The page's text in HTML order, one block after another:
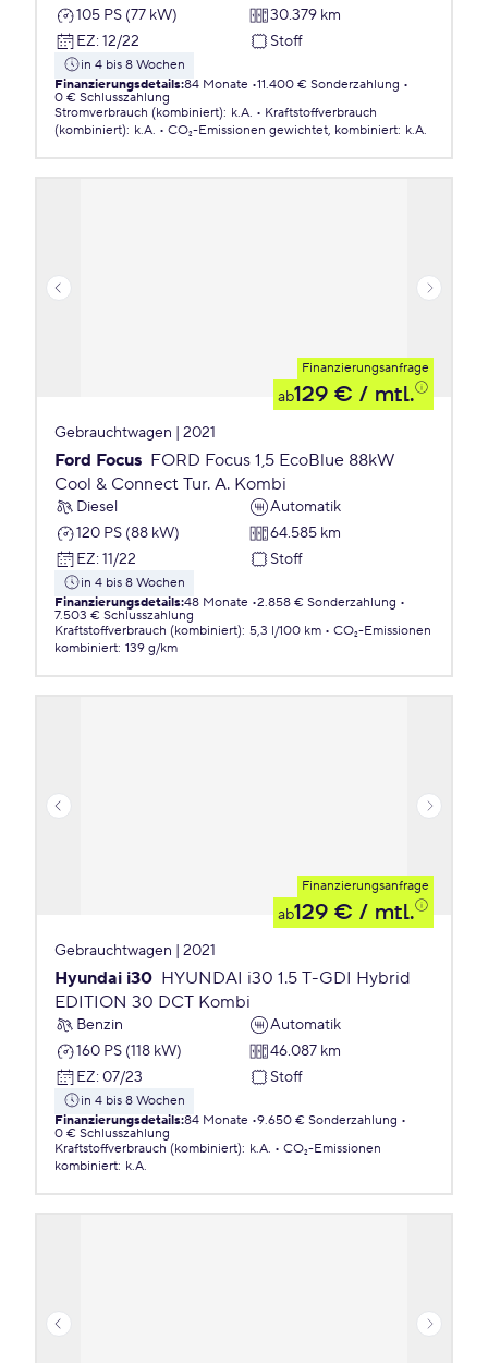
105 PS (77 kW)
30.379 km
EZ: 12/22 Stoff
in 4 bis 8 Wochen
Finanzierungsdetails:84 Monate 11.400 € Sonderzahlung
0 € Schlusszahlung
Stromverbrauch (kombiniert): k.A.
Kraftstoffverbrauch
(kombiniert): k.A. CO₂-Emissionen gewichtet, kombiniert: k.A.
Finanzierungsanfrage
ab129 € / mtl.
Gebrauchtwagen | 2021
Ford Focus FORD Focus 1,5 EcoBlue 88kW
Cool & Connect Tur. A. Kombi
Diesel
Automatik
120 PS (88 kW)
64.585 km
EZ: 11/22 Stoff
in 4 bis 8 Wochen
Finanzierungsdetails:48 Monate 2.858 € Sonderzahlung
7.503 € Schlusszahlung
Kraftstoffverbrauch (kombiniert): 5,3 l/100 km
CO₂-Emissionen
kombiniert: 139 g/km
Finanzierungsanfrage
ab129 € / mtl.
Gebrauchtwagen | 2021
Hyundai i30 HYUNDAI i30 1.5 T-GDI Hybrid
EDITION 30 DCT Kombi
Benzin
Automatik
160 PS (118 kW)
46.087 km
EZ: 07/23 Stoff
in 4 bis 8 Wochen
Finanzierungsdetails:84 Monate 9.650 € Sonderzahlung
0 € Schlusszahlung
Kraftstoffverbrauch (kombiniert): k.A.
CO₂-Emissionen
kombiniert: k.A.